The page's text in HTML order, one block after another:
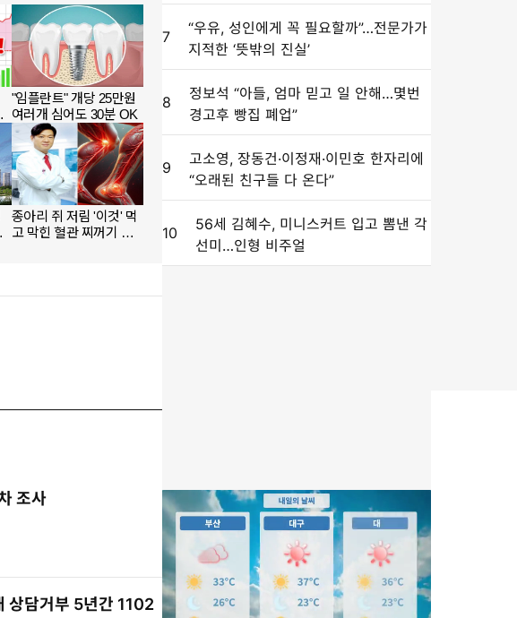
조사
상담거부 5년간 1102
7
“우유, 성인에게 꼭 필요할까”…전문가가
지적한 ‘뜻밖의 진실’
8
정보석 “아들, 엄마 믿고 일 안해…몇번
경고후 빵집 폐업”
9
고소영, 장동건·이정재·이민호 한자리에
“오래된 친구들 다 온다”
10
56세 김혜수, 미니스커트 입고 뽐낸 각
선미…인형 비주얼